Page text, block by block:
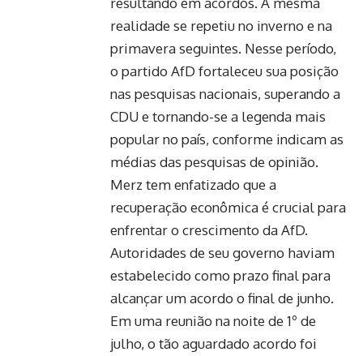
realidade se repetiu no inverno e na
primavera seguintes. Nesse período,
o partido AfD fortaleceu sua posição
nas pesquisas nacionais, superando a
CDU e tornando-se a legenda mais
popular no país, conforme indicam as
médias das pesquisas de opinião.
Merz tem enfatizado que a
recuperação econômica é crucial para
enfrentar o crescimento da AfD.
Autoridades de seu governo haviam
estabelecido como prazo final para
alcançar um acordo o final de junho.
Em uma reunião na noite de 1º de
julho, o tão aguardado acordo foi